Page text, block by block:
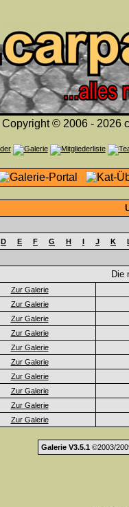
Copyright © 2006 - 2026
D E F G H I J K
Die
Zur Galerie
Zur Galerie
Zur Galerie
Zur Galerie
Zur Galerie
Zur Galerie
Zur Galerie
Zur Galerie
Zur Galerie
Zur Galerie
Galerie V3.5.1 ©2003/